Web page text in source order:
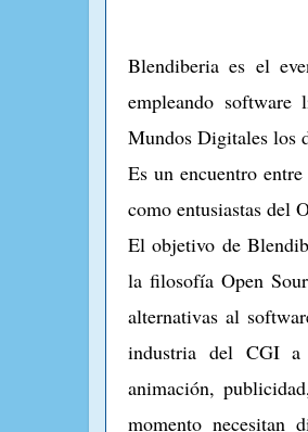
Blendiberia es el
empleando software
Mundos Digitales los
Es un encuentro
como entusiastas del
El objetivo de
la filosofía Open
alternativas al
industria del CGI a
animación,
momento necesitan